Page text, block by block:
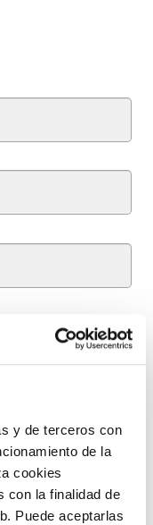
y de terceros con
de la
cookies
con la finalidad de
Puede aceptarlas
SEGURIDAD Y
facilitados, con la
planteadas a través
solicitada. Podrá
rectificación,